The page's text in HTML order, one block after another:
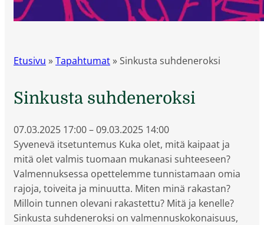
Etusivu »Tapahtumat»Sinkusta suhdeneroksi
Sinkusta suhdeneroksi
07.03.2025 17:00–09.03.2025 14:00
Syvenevä itsetuntemus Kuka olet, mitä kaipaat ja
mitä olet valmis tuomaan mukanasi suhteeseen?
Valmennuksessa opettelemme tunnistamaan omia
rajoja, toiveita ja minuutta. Miten minä rakastan?
Milloin tunnen olevani rakastettu? Mitä ja kenelle?
Sinkusta suhdeneroksi on valmennuskokonaisuus,